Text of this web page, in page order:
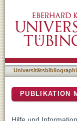
pestis on
PUBLIKATION
Hilfe und